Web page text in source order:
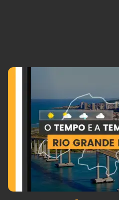
Brasil Mineral
Tecnologia
Cultura
Economia
Educação
Infraestrutura
Internacional